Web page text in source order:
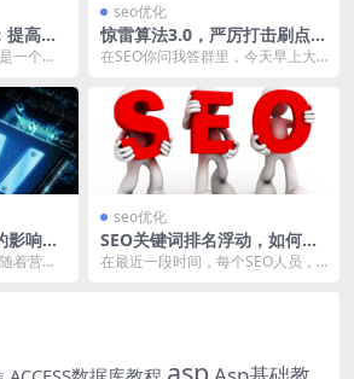
提高潜
一个直
seo优化
惊雷算法3.0，严厉打击刷点击
行为，命中如何恢复？
在SEO你问我答群里，今天早上大
讨论百度新推出...
影响有
着营销
seo优化
SEO关键词排名浮动，如何泰
然处之？
在最近一段时间，每个SEO人员，